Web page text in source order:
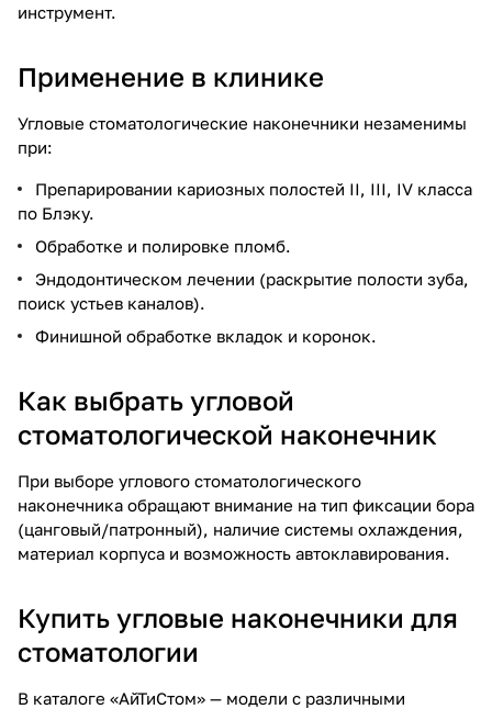
инструмент.
Применение в клинике
Угловые стоматологические наконечники незаменимы
при:
Препарировании кариозных полостей II, III, IV класса
по Блэку.
Обработке и полировке пломб.
Эндодонтическом лечении (раскрытие полости зуба,
поиск устьев каналов).
Финишной обработке вкладок и коронок.
Как выбрать угловой
стоматологической наконечник
При выборе углового стоматологического
наконечника обращают внимание на тип фиксации бора
(цанговый/патронный), наличие системы охлаждения,
материал корпуса и возможность автоклавирования.
Купить угловые наконечники для
стоматологии
В каталоге «АйТиСтом» — модели с различными